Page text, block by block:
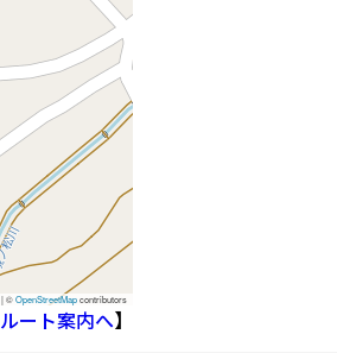
|©OpenStreetMapcontributors
ルート案内へ】